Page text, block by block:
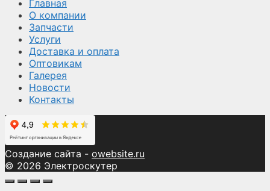
Главная
О компании
Запчасти
Услуги
Доставка и оплата
Оптовикам
Галерея
Новости
Контакты
Создание сайта - owebsite.ru
© 2026 Электроскутер